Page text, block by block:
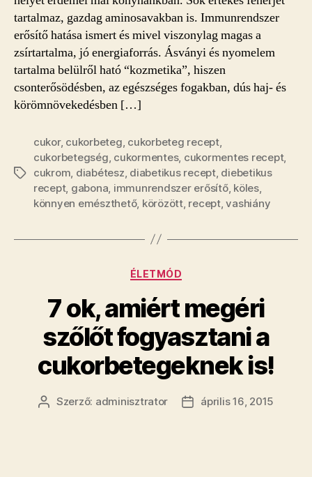
tartalmaz, gazdag aminosavakban is. Immunrendszer
erősítő hatása ismert és mivel viszonylag magas a
zsírtartalma, jó energiaforrás. Ásványi és nyomelem
tartalma belülről ható “kozmetika”, hiszen
csonterősödésben, az egészséges fogakban, dús haj- és
körömnövekedésben […]
Címkék
cukor, cukorbeteg cukorbeteg recept,
cukorbetegség cukormentes, cukormentes recept,
cukrom diabétesz diabetikus recept, diebetikus
recept, gabona immunrendszer erősítő, köles,
könnyen emészthető, körözött, recept,vashiány
Kategóriák
ÉLETMÓD
7 ok, amiért megéri
szőlőt fogyasztani a
cukorbetegeknek is!
Bejegyzés
Szerző: adminisztrator
Bejegyzés
április 16, 2015